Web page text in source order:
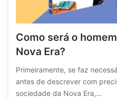
Como será o
Nova Era?
Primeiramente, se faz
antes de descrever com
sociedade da Nova Era,…